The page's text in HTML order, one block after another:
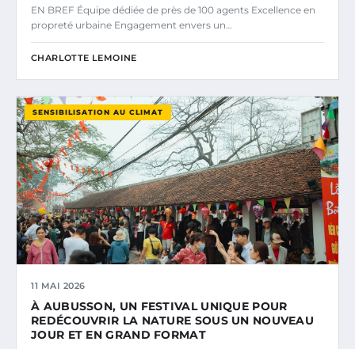
EN BREF Équipe dédiée de près de 100 agents Excellence en
propreté urbaine Engagement envers un…
CHARLOTTE LEMOINE
SENSIBILISATION AU CLIMAT
11 MAI 2026
À AUBUSSON, UN FESTIVAL UNIQUE POUR
REDÉCOUVRIR LA NATURE SOUS UN NOUVEAU
JOUR ET EN GRAND FORMAT